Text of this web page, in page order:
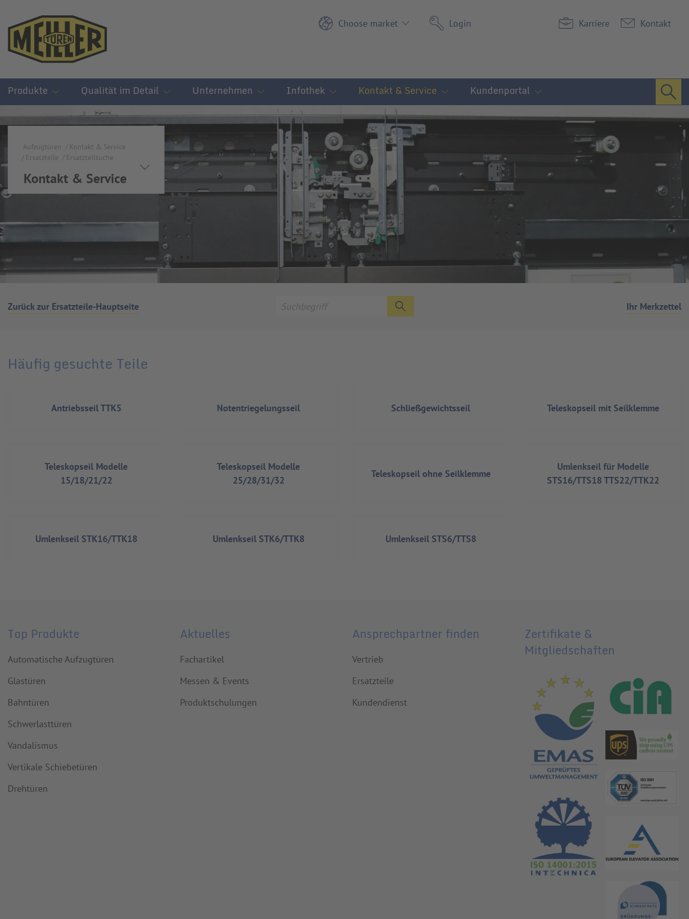
Choose market Login Karriere Kontakt
Produkte Qualität im Detail Unternehmen Infothek Kontakt & Service Kundenportal
Aufzugtüren
Kontakt & Service
Ersatzteile
Ersatzteilsuche
Kontakt & Service
Zurück zur Ersatzteile-Hauptseite Ihr Merkzettel
Häufig gesuchte Teile
Antriebsseil TTK5 Notentriegelungsseil Schließgewichtsseil Teleskopseil mit Seilklemme
Teleskopseil Modelle
15/18/21/22
Teleskopseil Modelle
25/28/31/32
Teleskopseil ohne Seilklemme
Umlenkseil für Modelle
STS16/TTS18 TTS22/TTK22
Umlenkseil STK16/TTK18 Umlenkseil STK6/TTK8 Umlenkseil STS6/TTS8
Top Produkte
Automatische Aufzugtüren
Glastüren
Bahntüren
Schwerlasttüren
Vandalismus
Vertikale Schiebetüren
Drehtüren
Aktuelles
Fachartikel
Messen & Events
Produktschulungen
Ansprechpartner finden
Vertrieb
Ersatzteile
Kundendienst
Zertifikate &
Mitgliedschaften